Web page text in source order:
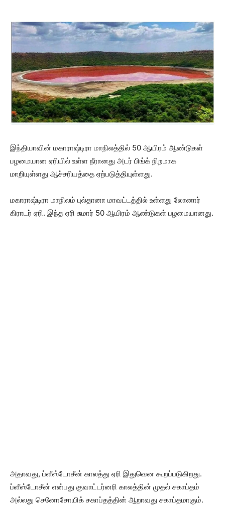
இந்தியாவின் மகாராஷ்டிரா மாநிலத்தில் 50 ஆயிரம் ஆண்டுகள்
பழமையான ஏரியில் உள்ள நீரானது அடர் பிங்க் நிறமாக
மாறியுள்ளது ஆச்சரியத்தை ஏற்படுத்தியுள்ளது.
மகாராஷ்டிரா மாநிலம் புல்தானா மாவட்டத்தில் உள்ளது லோனார்
கிராடர் ஏரி. இந்த ஏரி சுமார் 50 ஆயிரம் ஆண்டுகள் பழமையானது.
அதாவது, ப்ளீஸ்டோசீன் காலத்து ஏரி இதுவென கூறப்படுகிறது.
ப்ளீஸ்டோசீன் என்பது குவாட்டர்னரி காலத்தின் முதல் சகாப்தம்
அல்லது செனோசோயிக் சகாப்தத்தின் ஆறாவது சகாப்தமாகும்.